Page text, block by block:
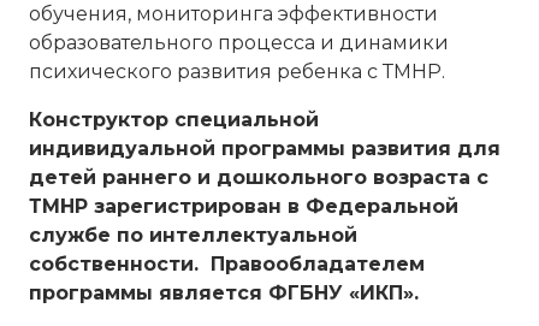
обучения, мониторинга эффективности
образовательного процесса и динамики
психического развития ребенка с ТМНР.
Конструктор специальной
индивидуальной программы развития для
детей раннего и дошкольного возраста с
ТМНР зарегистрирован в Федеральной
службе по интеллектуальной
собственности. Правообладателем
программы является ФГБНУ «ИКП».